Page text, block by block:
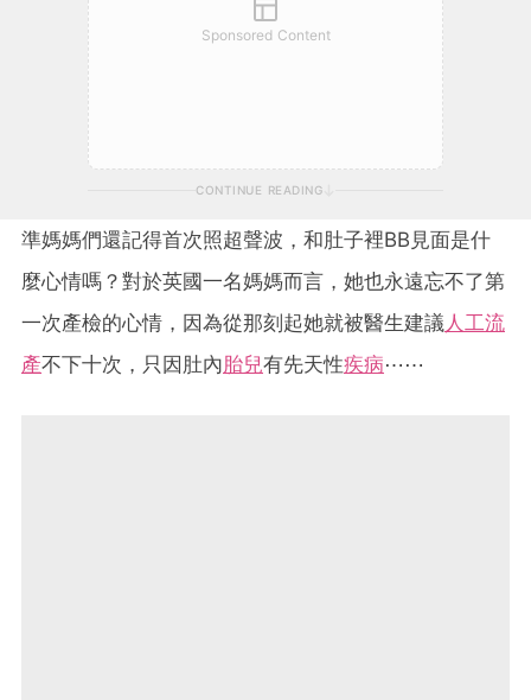
Sponsored Content
CONTINUE READING
準媽媽們還記得首次照超聲波，和肚子裡BB見面是什
麼心情嗎？對於英國一名媽媽而言，她也永遠忘不了第
一次產檢的心情，因為從那刻起她就被醫生建議 人工流
產不下十次，只因肚內胎兒有先天性疾病⋯⋯